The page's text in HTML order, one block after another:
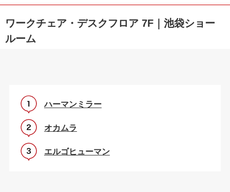
ワークチェア・デスクフロア 7F｜池袋ショー
ルーム
ハーマンミラー
オカムラ
エルゴヒューマン